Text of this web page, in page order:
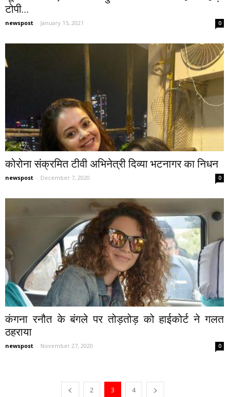
टोपी...
newspost - January 15, 2021 0
कोरोना संक्रमित टीवी अभिनेत्री दिव्या भटनागर का निधन
newspost - December 7, 2020 0
कंगना रनौत के बंगले पर तोड़तोड़ को हाईकोर्ट ने गलत
ठहराया
newspost - November 27, 2020 0
2 3 4